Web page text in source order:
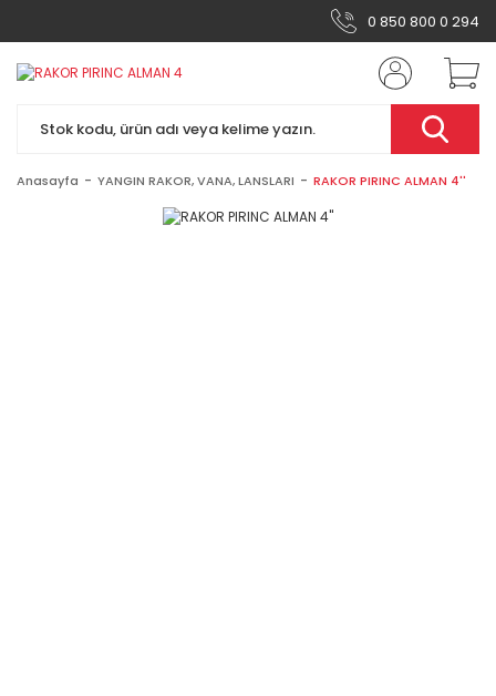
0 850 800 0 294
Anasayfa YANGIN RAKOR, VANA, LANSLARI RAKOR PIRINC ALMAN 4''